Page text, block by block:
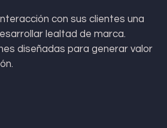
con sus clientes una
lealtad de marca.
diseñadas para generar valor